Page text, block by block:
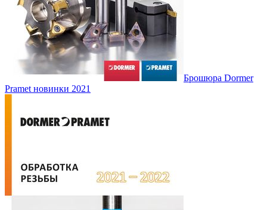
Брошюра Dormer
Pramet новинки 2021